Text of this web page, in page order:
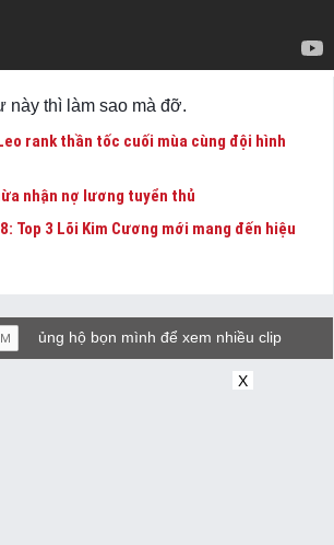
này thì làm sao mà đỡ.
rank thần tốc cuối mùa cùng đội hình
nhận nợ lương tuyển thủ
Top 3 Lõi Kim Cương mới mang đến hiệu
ủng hộ bọn mình để xem nhiều clip
X